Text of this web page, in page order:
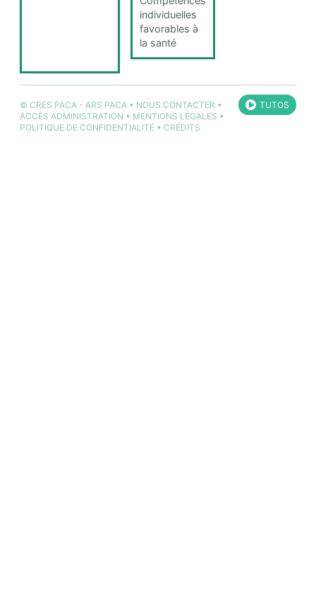
individuelles
favorables à
la santé
©CRES PACA - ARS PACA • NOUS CONTACTER •
ACCÈS ADMINISTRATION • MENTIONS LÉGALES •
POLITIQUE DE CONFIDENTIALITÉ •CRÉDITS
TUTOS